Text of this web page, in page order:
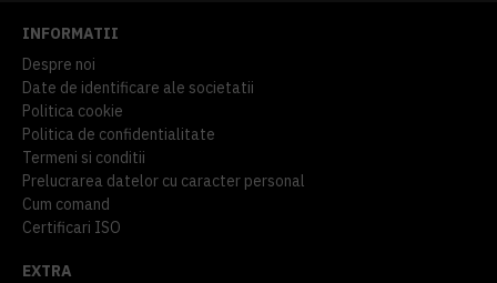
INFORMATII
Despre noi
Date de identificare ale societatii
Politica cookie
Politica de confidentialitate
Termeni si conditii
Prelucrarea datelor cu caracter personal
Cum comand
Certificari ISO
EXTRA